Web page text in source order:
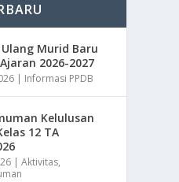
Murid Baru
2026-2027
Informasi PPDB
Kelulusan
12 TA
|Aktivitas,